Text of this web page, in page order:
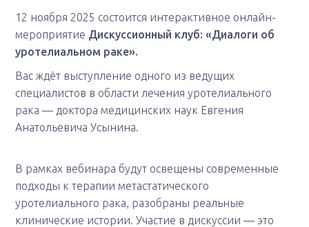
12 ноября 2025 состоится интерактивное онлайн-
мероприятие Дискуссионный клуб: «Диалоги об
уротелиальном раке».
Вас ждёт выступление одного из ведущих
специалистов в области лечения уротелиального
рака — доктора медицинских наук Евгения
Анатольевича Усынина.
В рамках вебинара будут освещены современные
подходы к терапии метастатического
уротелиального рака, разобраны реальные
клинические истории. Участие в дискуссии — это